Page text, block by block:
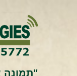
"תמונה